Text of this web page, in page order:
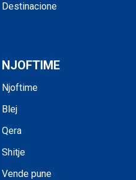
Destinacione
NJOFTIME
Njoftime
Blej
Qera
Shitje
Vende pune